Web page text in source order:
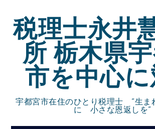
content
税理士永井
所 栃木県
市を中心
宇都宮市在住のひとり税理士 ”生ま
に 小さな恩返しを”